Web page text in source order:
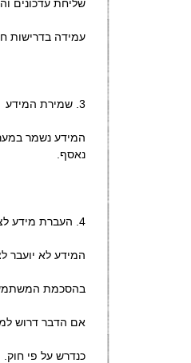
שליחת עדכונים
עמידה בדרישות
3.⁠ ⁠שמירת המידע
המידע נשמר
נאסף.
4.⁠ ⁠העברת מידע לצד שלישי
המידע לא יועבר
בהסכמת
אם הדבר דרוש
כנדרש על פי חוק.